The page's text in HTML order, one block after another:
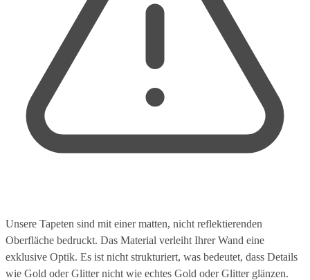
Unsere Tapeten sind mit einer matten, nicht reflektierenden
Oberfläche bedruckt. Das Material verleiht Ihrer Wand eine
exklusive Optik. Es ist nicht strukturiert, was bedeutet, dass Details
wie Gold oder Glitter nicht wie echtes Gold oder Glitter glänzen.